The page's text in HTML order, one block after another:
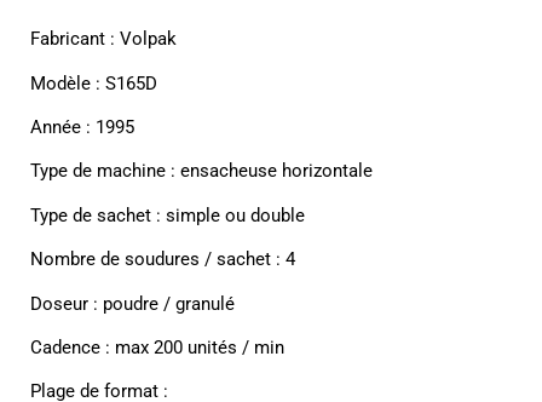
Fabricant : Volpak
Modèle : S165D
Année : 1995
Type de machine : ensacheuse horizontale
Type de sachet : simple ou double
Nombre de soudures / sachet : 4
Doseur : poudre / granulé
Cadence : max 200 unités / min
Plage de format :